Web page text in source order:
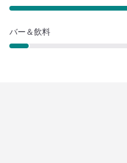
バー＆飲料